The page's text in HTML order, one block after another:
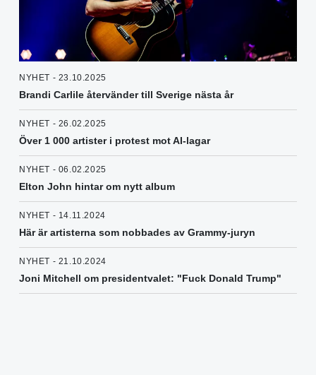
NYHET - 23.10.2025
Brandi Carlile återvänder till Sverige nästa år
NYHET - 26.02.2025
Över 1 000 artister i protest mot AI-lagar
NYHET - 06.02.2025
Elton John hintar om nytt album
NYHET - 14.11.2024
Här är artisterna som nobbades av Grammy-juryn
NYHET - 21.10.2024
Joni Mitchell om presidentvalet: "Fuck Donald Trump"